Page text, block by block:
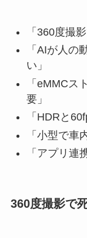
「360度撮
「AIが人の
い」
「eMMCス
要」
「HDRと
「小型で車
「アプリ連
360度撮影で